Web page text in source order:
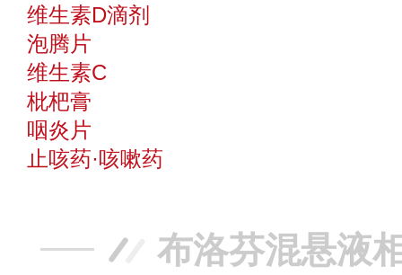
维生素D滴剂
泡腾片
维生素C
枇杷膏
咽炎片
止咳药·咳嗽药
布洛芬混悬液